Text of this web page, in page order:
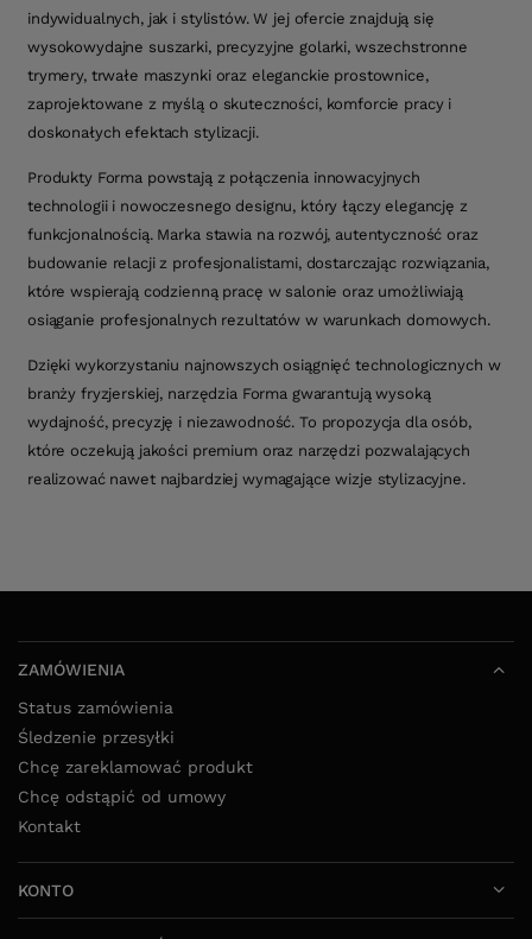
indywidualnych, jak i stylistów. W jej ofercie znajdują się
wysokowydajne suszarki, precyzyjne golarki, wszechstronne
trymery, trwałe maszynki oraz eleganckie prostownice,
zaprojektowane z myślą o skuteczności, komforcie pracy i
doskonałych efektach stylizacji.
Produkty Forma powstają z połączenia innowacyjnych
technologii i nowoczesnego designu, który łączy elegancję z
funkcjonalnością. Marka stawia na rozwój, autentyczność oraz
budowanie relacji z profesjonalistami, dostarczając rozwiązania,
które wspierają codzienną pracę w salonie oraz umożliwiają
osiąganie profesjonalnych rezultatów w warunkach domowych.
Dzięki wykorzystaniu najnowszych osiągnięć technologicznych w
branży fryzjerskiej, narzędzia Forma gwarantują wysoką
wydajność, precyzję i niezawodność. To propozycja dla osób,
które oczekują jakości premium oraz narzędzi pozwalających
realizować nawet najbardziej wymagające wizje stylizacyjne.
ZAMÓWIENIA
Status zamówienia
Śledzenie przesyłki
Chcę zareklamować produkt
Chcę odstąpić od umowy
Kontakt
KONTO